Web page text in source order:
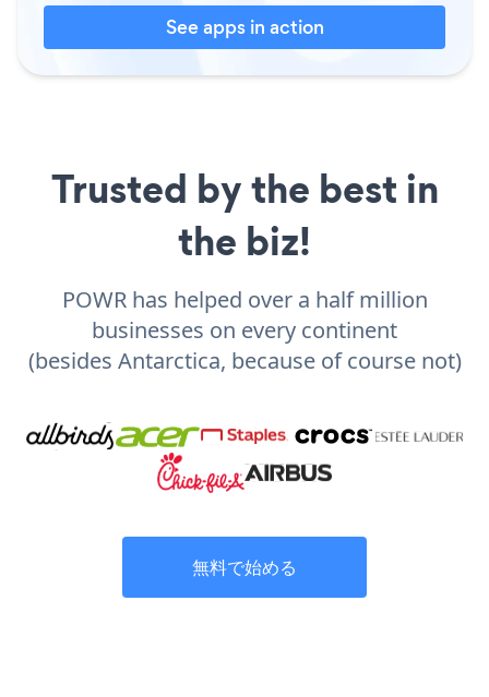
See apps in action
Trusted by the best in
the biz!
POWR has helped over a half million
businesses on every continent
(besides Antarctica, because of course not)
無料で始める